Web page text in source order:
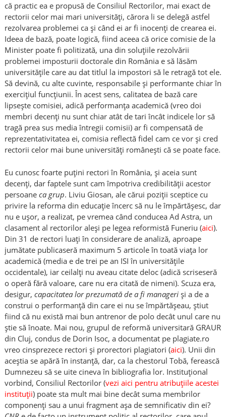
că practic ea e propusă de Consiliul Rectorilor, mai exact de
rectorii celor mai mari universități, cărora li se delegă astfel
rezolvarea problemei ca și când ei ar fi inocenți de crearea ei.
Ideea de bază, poate logică, fiind aceea că orice comisie de la
Minister poate fi politizată, una din soluțiile rezolvării
problemei imposturii doctorale din România e să lăsăm
universitățile care au dat titlul la impostori să le retragă tot ele.
Să devină, cu alte cuvinte, responsabile și performante chiar în
exercițiul funcțiunii. În acest sens, calitatea de bază care
lipsește comisiei, adică performanța academică (vreo doi
membri decenți nu sunt chiar atât de tari încât indicele lor să
tragă prea sus media întregii comisii) ar fi compensată de
reprezentativitatea ei, comisia reflectă fidel cam ce vor și cred
rectorii celor mai bune universități românești că se poate face.
Eu cunosc foarte puțini rectori în România, și aceia sunt
decenți, dar faptele sunt cam împotriva credibilității acestor
persoane ca grup. Liviu Giosan, ale cărui poziții sceptice cu
privire la reforma din educație încerc să nu le împărtășesc, dar
nu e ușor, a realizat, pe vremea când conducea Ad Astra, un
clasament al rectorilor aleși pe legea reformistă Funeriu (aici).
Din 31 de rectori luaţi în considerare de analiză, aproape
jumătate publicaseră maximum 5 articole în toată viaţa lor
academică (media e de trei pe an ISI în universitățile
occidentale), iar ceilalți nu aveau citate deloc (adică scriseseră
o operă fără valoare, care nu era citată de nimeni). Scuza era,
desigur, capacitatea lor prezumată de a fi manageriși a de a
construi o performanță din care ei nu se împărtășeau, știut
fiind că nu există mai bun antrenor de polo decât unul care nu
știe să înoate. Mai nou, grupul de reformă universitară GRAUR
din Cluj, condus de Dorin Isoc, a documentat pe plagiate.ro
vreo cinsprezece rectori și prorectori plagiatori (aici). Unii din
aceștia se apără în instanță, dar, ca la chestorul Tobă, ferească
Dumnezeu să se uite cineva în bibliografia lor. Instituțional
vorbind, Consiliul Rectorilor (vezi aici pentru atribuțiile acestei
instituții) poate sta mult mai bine decât suma membrilor
componenți sau a unui fragment așa de semnificativ din ei?